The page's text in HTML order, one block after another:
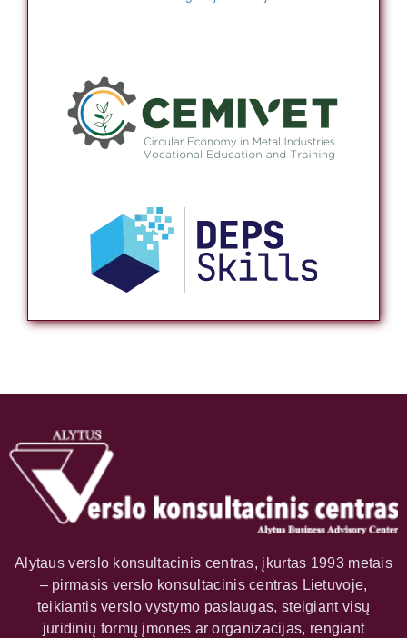
Alytaus verslo konsultacinis centras, įkurtas 1993 metais
– pirmasis verslo konsultacinis centras Lietuvoje,
teikiantis verslo vystymo paslaugas, steigiant visų
juridinių formų įmones ar organizacijas, rengiant